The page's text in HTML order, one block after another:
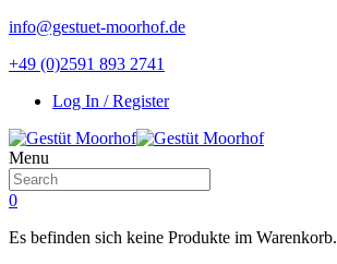
info@gestuet-moorhof.de
+49 (0)2591 893 2741
Log In / Register
Menu
0
Es befinden sich keine Produkte im Warenkorb.